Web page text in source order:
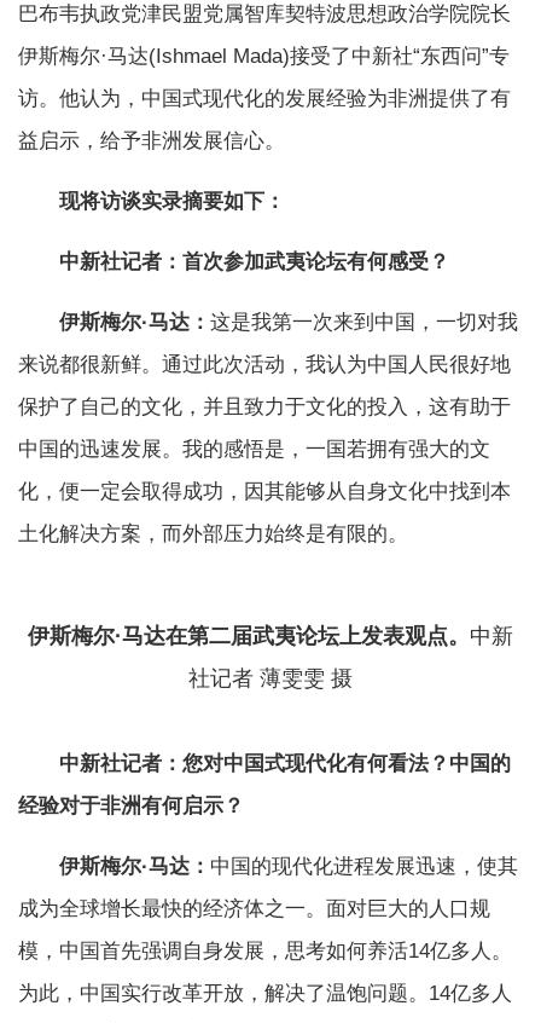
巴布韦执政党津民盟党属智库契特波思想政治学院院长
伊斯梅尔·马达(Ishmael Mada)接受了中新社“东西问”专
访。他认为，中国式现代化的发展经验为非洲提供了有
益启示，给予非洲发展信心。
现将访谈实录摘要如下：
中新社记者：首次参加武夷论坛有何感受？
伊斯梅尔·马达： 这是我第一次来到中国，一切对我
来说都很新鲜。通过此次活动，我认为中国人民很好地
保护了自己的文化，并且致力于文化的投入，这有助于
中国的迅速发展。我的感悟是，一国若拥有强大的文
化，便一定会取得成功，因其能够从自身文化中找到本
土化解决方案，而外部压力始终是有限的。
伊斯梅尔·马达在第二届武夷论坛上发表观点。 中新
社记者 薄雯雯 摄
中新社记者：您对中国式现代化有何看法？中国的
经验对于非洲有何启示？
伊斯梅尔·马达： 中国的现代化进程发展迅速，使其
成为全球增长最快的经济体之一。面对巨大的人口规
模，中国首先强调自身发展，思考如何养活14亿多人。
为此，中国实行改革开放，解决了温饱问题。14亿多人